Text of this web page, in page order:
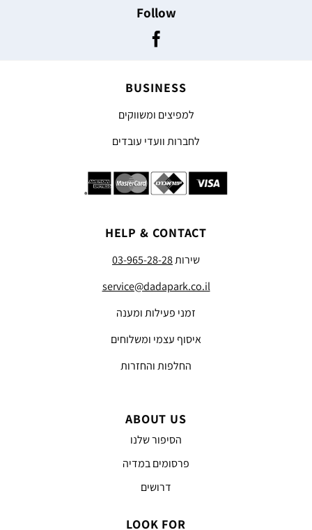
Follow
BUSINESS
למפיצים ומשווקים
לחברות וועדי עובדים
HELP & CONTACT
שירות03-965-28-28
service@dadapark.co.il
זמני פעילות ומענה
איסוף עצמי ומשלוחים
החלפות והחזרות
ABOUT US
הסיפור שלנו
פרסומים במדיה
דרושים
LOOK FOR